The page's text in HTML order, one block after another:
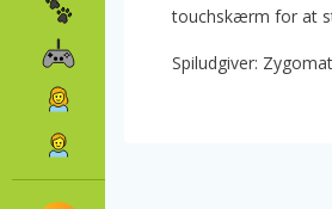
touchskærm for at
Spiludgiver: